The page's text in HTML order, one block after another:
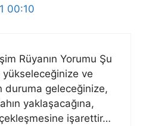
00:10
Rüyanın Yorumu Şu
ve
duruma geleceğinize,
yaklaşacağına,
işarettir…